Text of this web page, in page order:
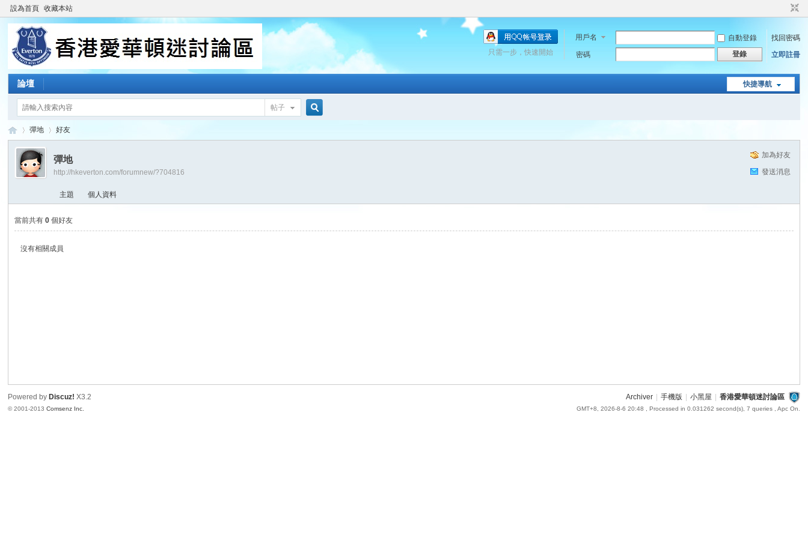
設為首頁 收藏本站
用戶名 自動登錄
找回密碼
密碼
登錄 立即註冊
只需一步，快速開始
快捷導航
論壇
帖子
›
彈地
›
好友
加為好友
發送消息
彈地
http://hkeverton.com/forumnew/?704816
主題 個人資料
當前共有0 個好友
沒有相關成員
Archiver 手機版 小黑屋 香港愛華頓迷討論區
GMT+8, 2026-8-6 20:48 , Processed in 0.031262 second(s), 7 queries , Apc On.
Powered by Discuz! X3.2
© 2001-2013Comsenz Inc.